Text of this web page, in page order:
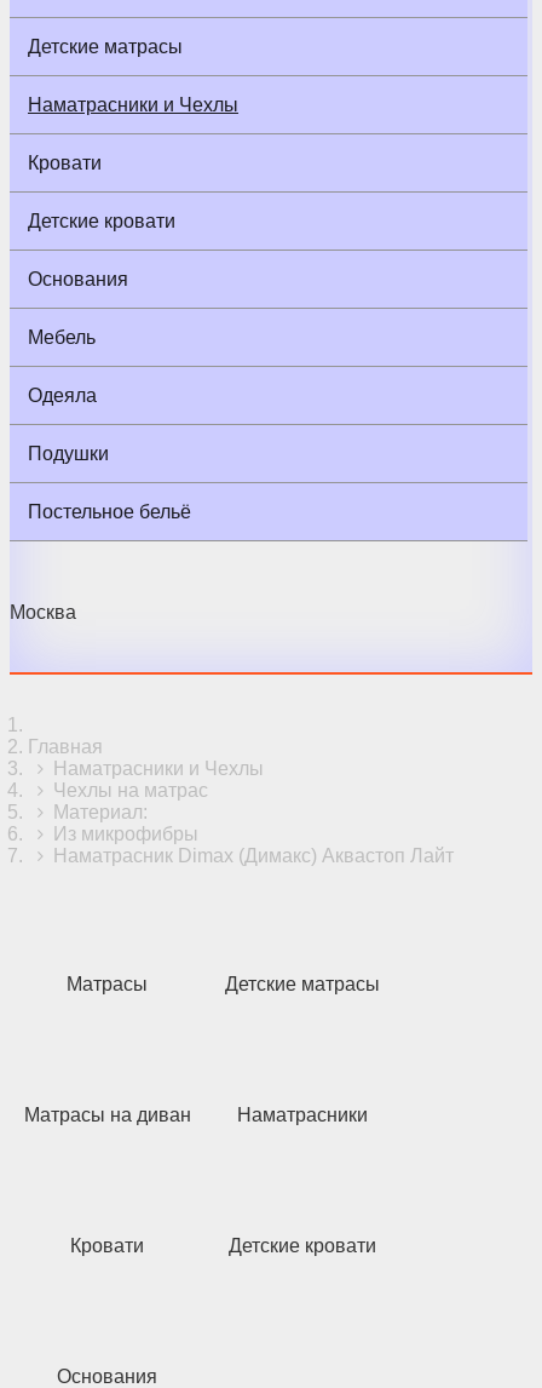
Детские матрасы
Наматрасники и Чехлы
Кровати
Детские кровати
Основания
Мебель
Одеяла
Подушки
Постельное бельё
Москва
Главная
Наматрасники и Чехлы
Чехлы на матрас
Материал:
Из микрофибры
Наматрасник Dimax (Димакс) Аквастоп Лайт
Матрасы Детские матрасы
Матрасы на диван Наматрасники
Кровати Детские кровати
Основания